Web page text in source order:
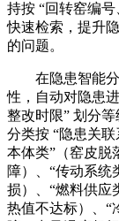
持按 “回转窑编
快速检索，提升
的问题。
在隐患智能
性，自动对隐患
整改时限” 划分
分类按 “隐患关
本体类”（窑皮脱
障）、“传动系统
损）、“燃料供应
热值不达标）、“